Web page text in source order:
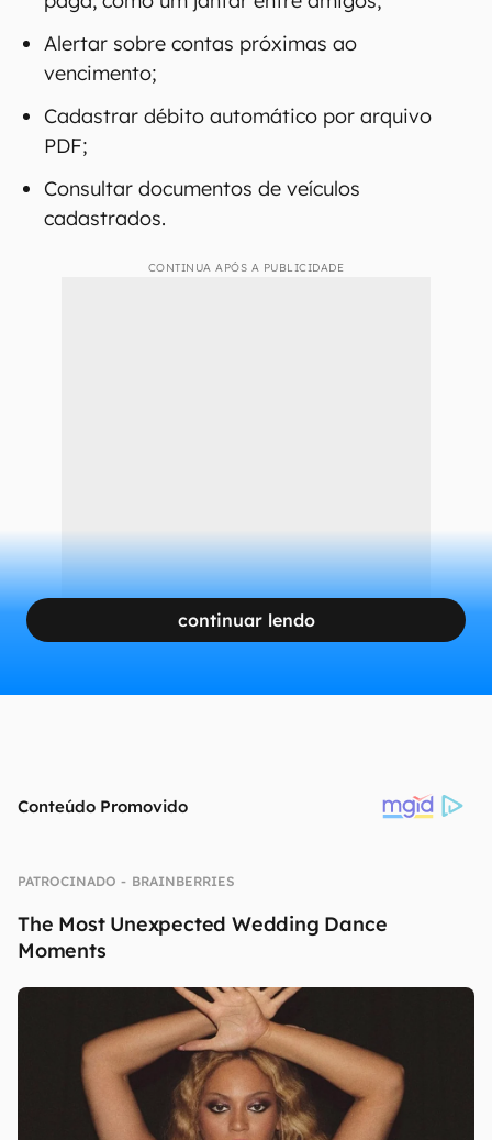
Alertar sobre contas próximas ao
vencimento;
Cadastrar débito automático por arquivo
PDF;
Consultar documentos de veículos
cadastrados.
CONTINUA APÓS A PUBLICIDADE
continuar lendo